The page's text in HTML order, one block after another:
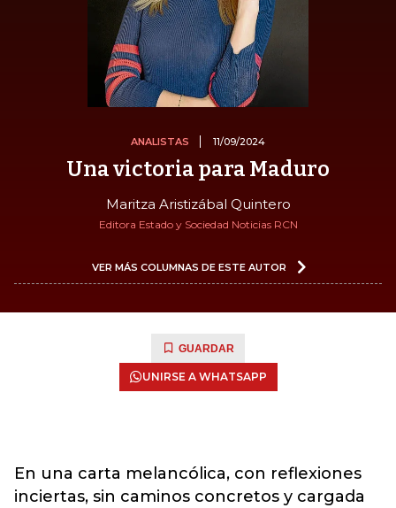
ANALISTAS 11/09/2024
Una victoria para Maduro
Maritza Aristizábal Quintero
Editora Estado y Sociedad Noticias RCN
VER MÁS COLUMNAS DE ESTE AUTOR
GUARDAR
UNIRSE A WHATSAPP
En una carta melancólica, con reflexiones
inciertas, sin caminos concretos y cargada